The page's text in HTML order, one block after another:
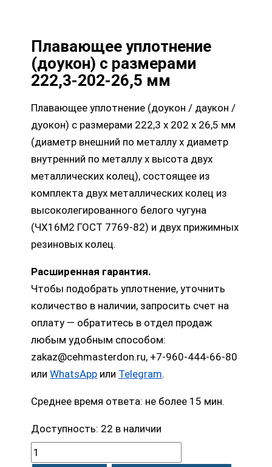
Плавающее уплотнение
(доукон) с размерами
222,3-202-26,5 мм
Плавающее уплотнение (доукон / даукон /
дуокон) с размерами 222,3 х 202 х 26,5 мм
(диаметр внешний по металлу х диаметр
внутренний по металлу х высота двух
металлических колец), состоящее из
комплекта двух металлических колец из
высоколегированного белого чугуна
(ЧХ16М2 ГОСТ 7769-82) и двух прижимных
резиновых колец.
Расширенная гарантия.
Чтобы подобрать уплотнение, уточнить
количество в наличии, запросить счет на
оплату — обратитесь в отдел продаж
любым удобным способом:
zakaz@cehmasterdon.ru, +7-960-444-66-80
илиWhatsApp или Telegram.
Среднее время ответа: не более 15 мин.
Доступность: 22 в наличии